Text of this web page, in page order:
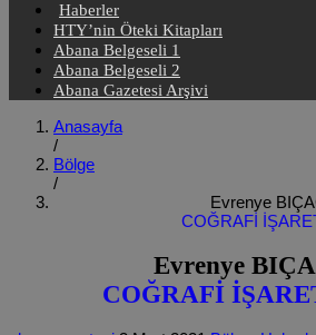
Haberler
HTY’nin Öteki Kitapları
Abana Belgeseli 1
Abana Belgeseli 2
Abana Gazetesi Arşivi
Anasayfa
/
Bölge
/
Evrenye
COĞRAFİ
Evrenye
COĞRAFİ